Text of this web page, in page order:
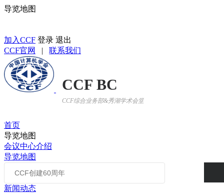
导览地图
加入CCF 登录 退出
CCF官网
| 联系我们
CCF BC
CCF综合业务部&秀湖学术会堂
首页
导览地图
会议中心介绍
导览地图
新闻动态